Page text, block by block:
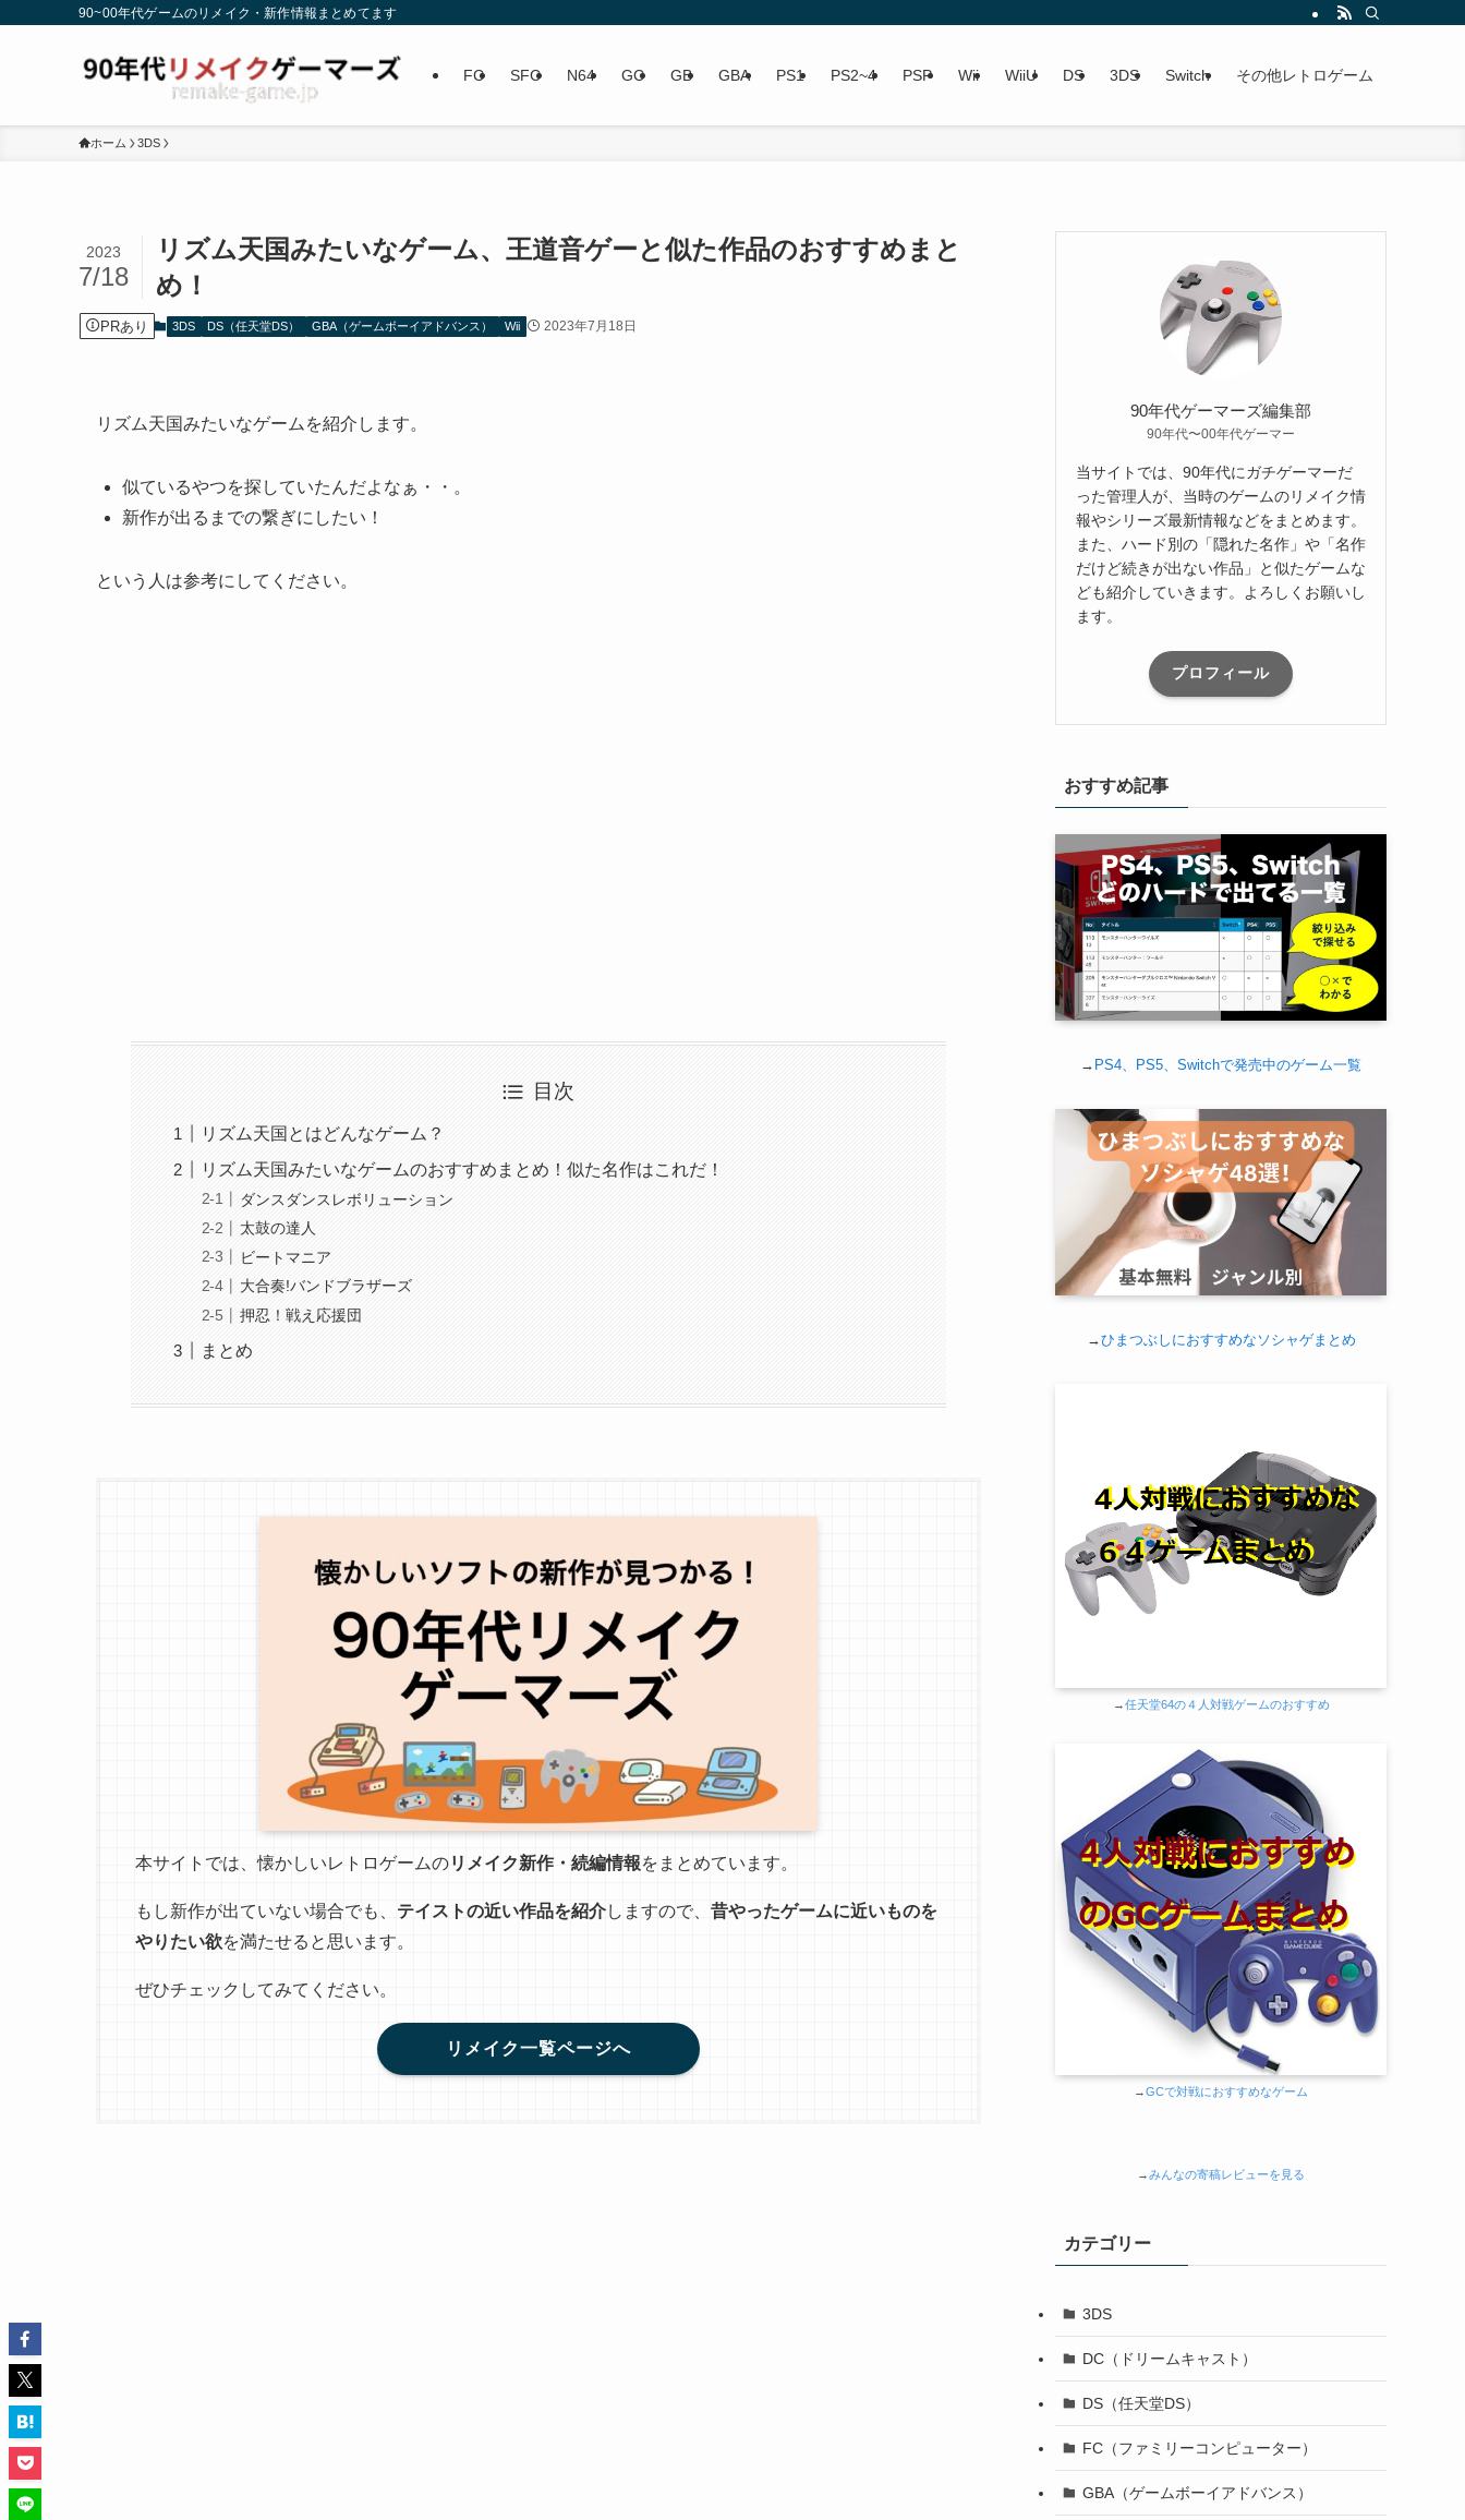
90~00年代ゲームのリメイク・新作情報まとめてます
FC SFC N64 GC GB GBA PS1 PS2~4 PSP Wii WiiU DS 3DS Switch その他レトロゲーム
ホーム 3DS
リズム天国みたいなゲーム、王道音ゲーと似た作品のおすすめまと
め！
2023
7/18
PRあり 3DS DS（任天堂DS） GBA（ゲームボーイアドバンス） Wii 2023年7月18日
リズム天国みたいなゲームを紹介します。
似ているやつを探していたんだよなぁ・・。
新作が出るまでの繋ぎにしたい！
という人は参考にしてください。
目次
リズム天国とはどんなゲーム？
リズム天国みたいなゲームのおすすめまとめ！似た名作はこれだ！
ダンスダンスレボリューション
太鼓の達人
ビートマニア
大合奏!バンドブラザーズ
押忍！戦え応援団
まとめ
本サイトでは、懐かしいレトロゲームのリメイク新作・続編情報をまとめています。
もし新作が出ていない場合でも、 テイストの近い作品を紹介しますので、 昔やったゲームに近いものを
やりたい欲を満たせると思います。
ぜひチェックしてみてください。
リメイク一覧ページへ
90年代ゲーマーズ編集部
90年代〜00年代ゲーマー
当サイトでは、90年代にガチゲーマーだ
った管理人が、当時のゲームのリメイク情
報やシリーズ最新情報などをまとめます。
また、ハード別の「隠れた名作」や「名作
だけど続きが出ない作品」と似たゲームな
ども紹介していきます。よろしくお願いし
ます。
プロフィール
おすすめ記事
→ PS4、PS5、Switchで発売中のゲーム一覧
→ひまつぶしにおすすめなソシャゲまとめ
→任天堂64の４人対戦ゲームのおすすめ
→GCで対戦におすすめなゲーム
→みんなの寄稿レビューを見る
カテゴリー
3DS
DC（ドリームキャスト）
DS（任天堂DS）
FC（ファミリーコンピューター）
GBA（ゲームボーイアドバンス）